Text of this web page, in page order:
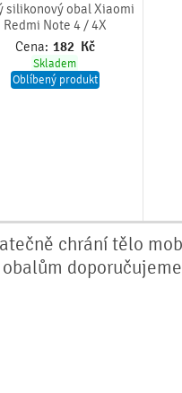
silikonový obal Xiaomi
Redmi Note 4 / 4X
Cena: 182 Kč
Skladem
Oblíbený produkt
chrání tělo